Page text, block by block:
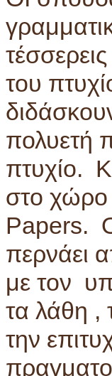
του
πολυετή
πτυχίο.
στο χώρο
Papers.
περνάει
με τον
τα λάθη ,
την